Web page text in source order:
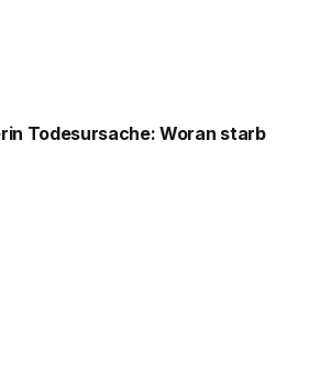
Todesursache: Woran starb